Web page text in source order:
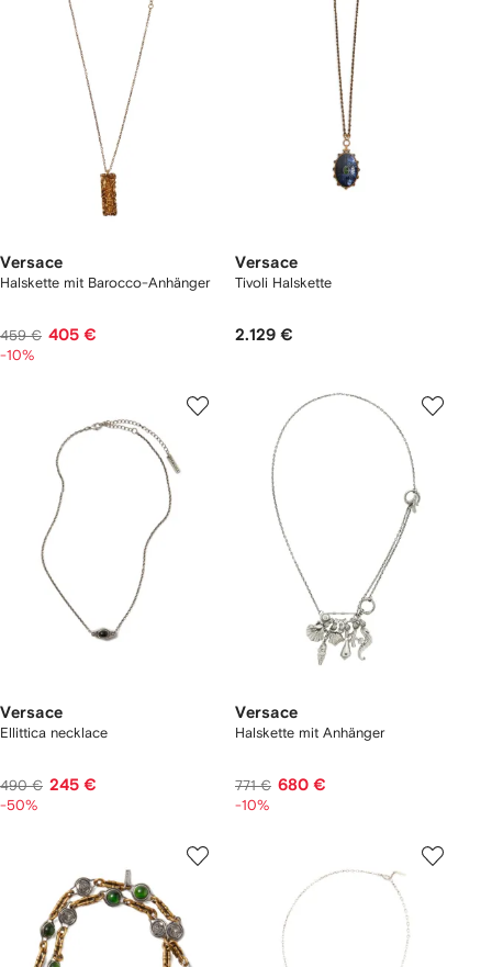
Versace
Halskette mit Barocco-Anhänger
459 € 405 €
-10%
Versace
Tivoli Halskette
2.129 €
Versace
Ellittica necklace
490 € 245 €
-50%
Versace
Halskette mit Anhänger
771 € 680 €
-10%